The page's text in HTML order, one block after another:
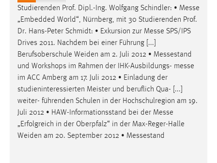
Studierenden Prof. Dipl.-Ing. Wolfgang Schindler: • Messe
„Embedded World“, Nürnberg, mit 30 Studierenden Prof.
Dr. Hans-Peter Schmidt: • Exkursion zur Messe SPS/IPS
Drives 2011. Nachdem bei einer Führung [...]
Berufsoberschule Weiden am 2. Juli 2012 • Messestand
und Workshops im Rahmen der IHK-Ausbildungs- messe
im ACC Amberg am 17. Juli 2012 • Einladung der
studieninteressierten Meister und beruflich Qua- [...]
weiter- führenden Schulen in der Hochschulregion am 19.
Juli 2012 • HAW-Informationsstand bei der Messe
„Erfolgreich in der Oberpfalz“ in der Max-Reger-Halle
Weiden am 20. September 2012 • Messestand